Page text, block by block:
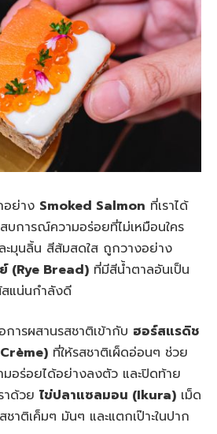
อย่าง Smoked Salmon ที่เราได้
บการณ์ความอร่อยที่ไม่เหมือนใคร
ะมุนลิ้น สีส้มสดใส ถูกวางอย่าง
(Rye Bread) ที่มีสีน้ำตาลอันเป็น
แน่นกำลังดี
ารผสานรสชาติเข้ากับ ฮอร์สแรดิช
ที่ให้รสชาติเผ็ดอ่อนๆ ช่วย
มอร่อยได้อย่างลงตัว และปิดท้าย
าด้วย ไข่ปลาแซลมอน (Ikura) เม็ด
าติเค็มๆ มันๆ และแตกเป๊าะในปาก